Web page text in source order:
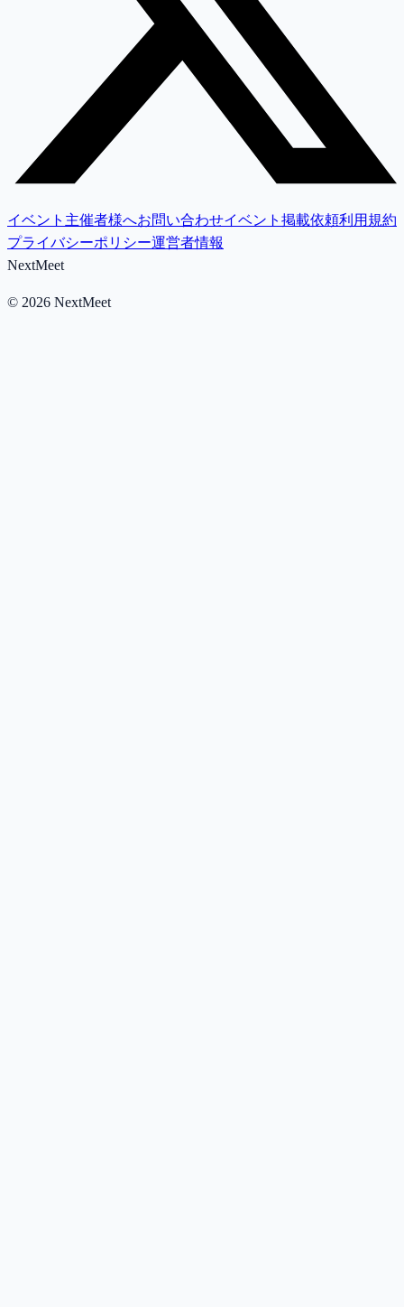
イベント主催者様へお問い合わせイベント掲載依頼利用規約
プライバシーポリシー運営者情報
NextMeet
© 2026 NextMeet